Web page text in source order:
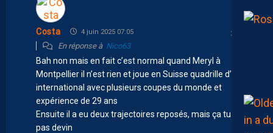
Costa 4 juin 2025 07:05
En réponse à Nico63
Bah non mais en fait c’est normal quand Meryl à
Montpellier il n’est rien et joue en Suisse quadrille d’un
international avec plusieurs coupes du monde et
expérience de 29 ans
Ensuite il a eu deux trajectoires reposés, mais ça tu n’es
pas devin